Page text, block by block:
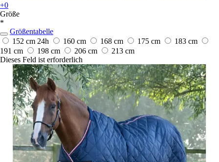
+0
Größe
*
Größentabelle
152 cm 24h 160 cm 168 cm 175 cm
183 cm
191 cm
198 cm 206 cm
213 cm
Dieses Feld ist erforderlich